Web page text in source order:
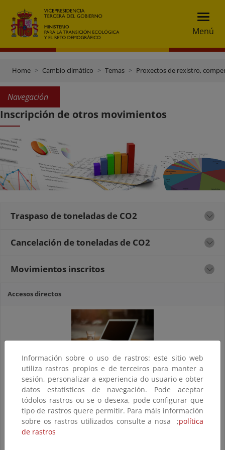
Menú
Home Cambio climático Temas Proxectos de rexistro,
Navegación
Inscripción de otros movimientos
Traspaso de toneladas de CO2
Cancelación de toneladas de CO2
Movimientos inscritos
Accesos directos
SEDE ELECTRÓNICA
Información sobre o uso de rastros: este sitio web
utiliza rastros propios e de terceiros para manter a
sesión, personalizar a experiencia do usuario e obter
datos estatísticos de navegación. Pode aceptar
tódolos rastros ou se o desexa, pode configurar que
tipo de rastros quere permitir. Para máis información
sobre os rastros utilizados consulte a nosa ;política
de rastros